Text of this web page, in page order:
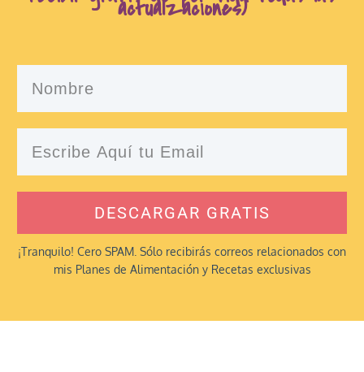
actualzaciones)
DESCARGAR GRATIS
¡Tranquilo! Cero SPAM. Sólo recibirás correos relacionados con
mis Planes de Alimentación y Recetas exclusivas